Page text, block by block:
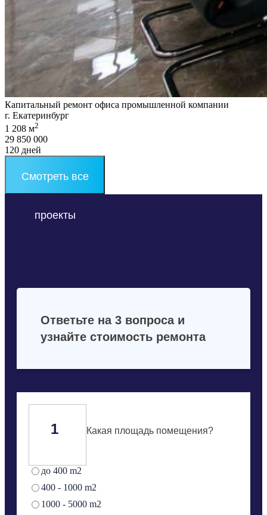
Капитальный ремонт офиса промышленной компании
г. Екатеринбург
1 208 м2
29 850 000
120 дней
Смотреть все
проекты
Ответьте на 3 вопроса и
узнайте стоимость ремонта
1 Какая площадь помещения?
до 400 m2
400 - 1000 m2
1000 - 5000 m2